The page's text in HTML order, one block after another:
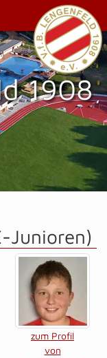
1908
Junioren)
zum Profil
von